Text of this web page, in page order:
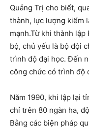
Quảng Trị cho biết,
thành, lực lượng kiểm
mạnh.Từ khi thành
bộ, chủ yếu là bộ đội
trình độ đại học. Đến
công chức có trình độ
Năm 1990, khi lập lại
chỉ trên 80 ngàn ha,
Bằng các biện pháp